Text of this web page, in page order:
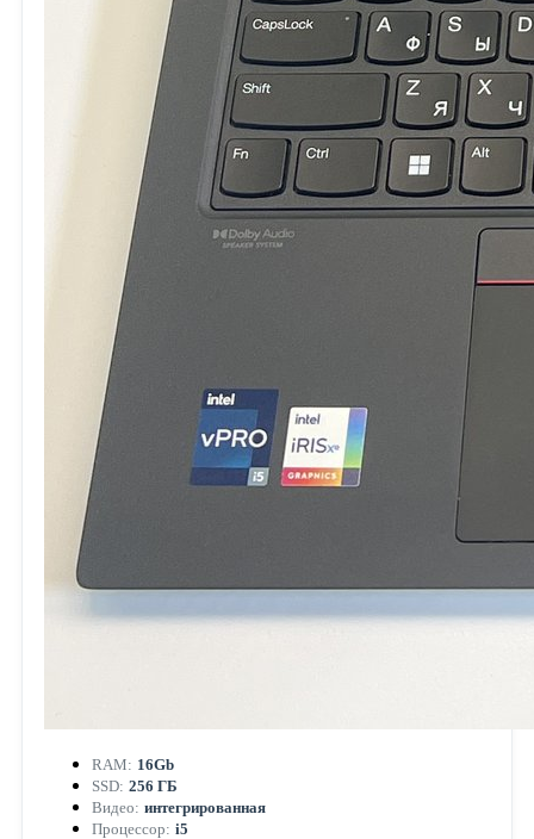
RAM: 16Gb
SSD: 256 ГБ
Видео: интегрированная
Процессор: i5